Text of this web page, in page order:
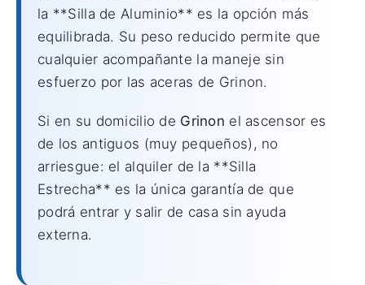
la **Silla de Aluminio** es la opción más
equilibrada. Su peso reducido permite que
cualquier acompañante la maneje sin
esfuerzo por las aceras de Grinon.
Si en su domicilio de Grinon el ascensor es
de los antiguos (muy pequeños), no
arriesgue: el alquiler de la **Silla
Estrecha** es la única garantía de que
podrá entrar y salir de casa sin ayuda
externa.